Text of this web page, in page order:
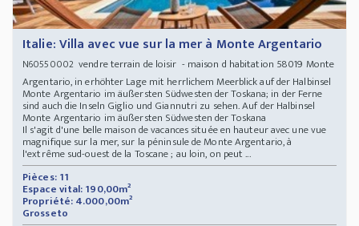
Italie: Villa avec vue sur la mer à Monte Argentario
N60550002vendre terrain de loisir - maison d habitation 58019 Monte
Argentario, in erhöhter Lage mit herrlichem Meerblick auf der Halbinsel
Monte Argentario im äußersten Südwesten der Toskana; in der Ferne
sind auch die Inseln Giglio und Giannutri zu sehen. Auf der Halbinsel
Monte Argentario im äußersten Südwesten der Toskana
Il s'agit d'une belle maison de vacances située en hauteur avec une vue
magnifique sur la mer, sur la péninsule de Monte Argentario, à
l'extrême sud-ouest de la Toscane ; au loin, on peut ...
Pièces: 11
Espace vital: 190,00m²
Propriété: 4.000,00m²
Grosseto